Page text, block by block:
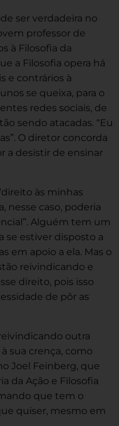
ser verdadeira no
professor de
à Filosofia da
a Filosofia opera há
e contrários à
se queixa, para o
redes sociais, de
sendo atacadas. “Eu
O diretor concorda
a desistir de ensinar
às minhas
nesse caso, poderia
Alguém tem um
se estiver disposto a
em apoio a ela. Mas o
reivindicando e
direito, pois isso
de pôr as
outra
sua crença, como
Joel Feinberg, que
da Ação e Filosofia
que tem o
quiser, mesmo em